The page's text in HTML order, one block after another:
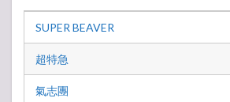
SUPER BEAVER
超特急
氣志團